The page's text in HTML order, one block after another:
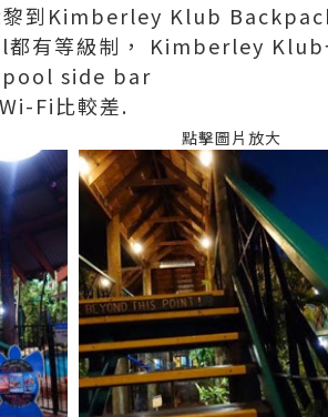
黎到Kimberley Klub
有等級制， Kimberley Klub
pool side bar
Fi比較差.
點擊圖片放大